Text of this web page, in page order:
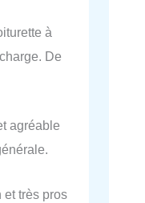
à
De
agréable
et très pros